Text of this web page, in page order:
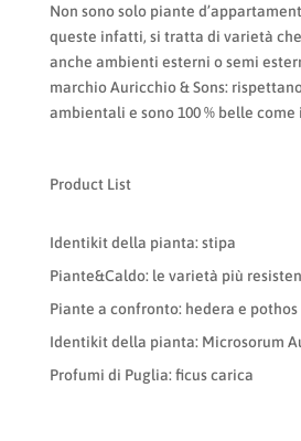
Non sono solo piante
queste infatti, si tratta di varietà
anche ambienti esterni o semi
marchio Auricchio & Sons:
ambientali e sono 100 % belle come
Product List
Identikit della pianta: stipa
Piante&Caldo: le varietà più
Piante a confronto: hedera e pothos
Identikit della pianta: Microsorum
Profumi di Puglia: ficus carica